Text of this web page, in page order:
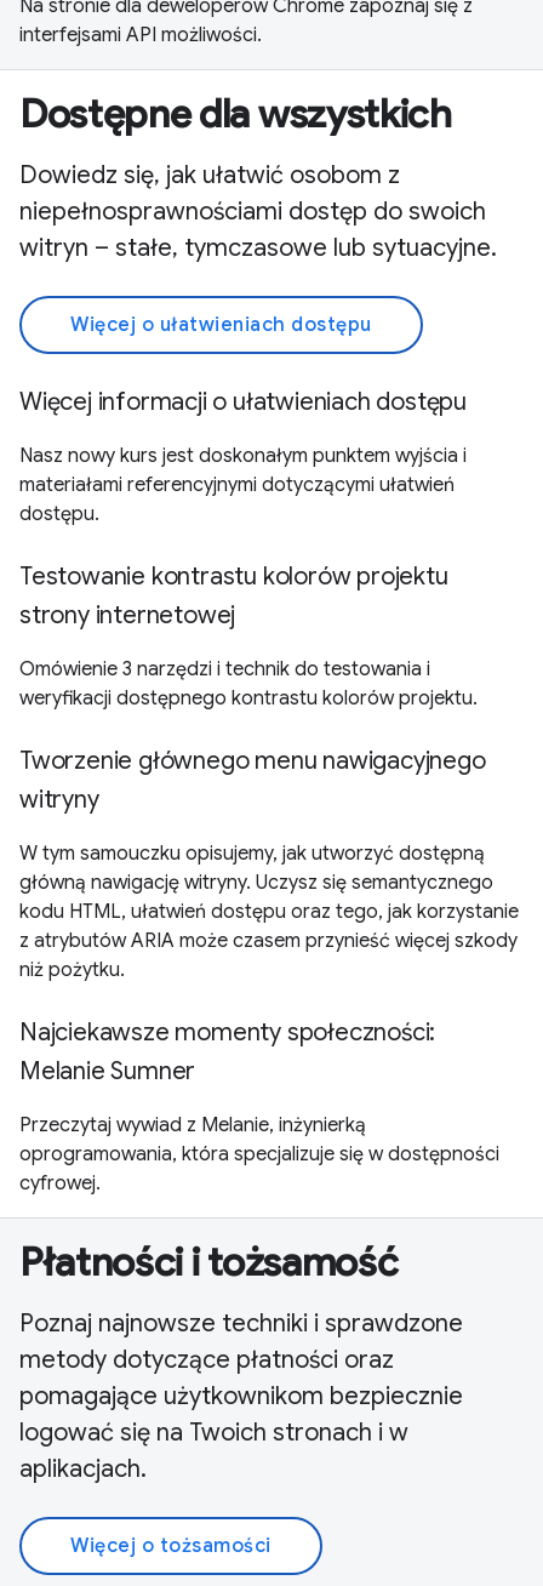
Na stronie dla deweloperów Chrome zapoznaj się z
interfejsami API możliwości.
Dostępne dla wszystkich
Dowiedz się, jak ułatwić osobom z
niepełnosprawnościami dostęp do swoich
witryn – stałe, tymczasowe lub sytuacyjne.
Więcej o ułatwieniach dostępu
Więcej informacji o ułatwieniach dostępu
Nasz nowy kurs jest doskonałym punktem wyjścia i
materiałami referencyjnymi dotyczącymi ułatwień
dostępu.
Testowanie kontrastu kolorów projektu
strony internetowej
Omówienie 3 narzędzi i technik do testowania i
weryfikacji dostępnego kontrastu kolorów projektu.
Tworzenie głównego menu nawigacyjnego
witryny
W tym samouczku opisujemy, jak utworzyć dostępną
główną nawigację witryny. Uczysz się semantycznego
kodu HTML, ułatwień dostępu oraz tego, jak korzystanie
z atrybutów ARIA może czasem przynieść więcej szkody
niż pożytku.
Najciekawsze momenty społeczności:
Melanie Sumner
Przeczytaj wywiad z Melanie, inżynierką
oprogramowania, która specjalizuje się w dostępności
cyfrowej.
Płatności i tożsamość
Poznaj najnowsze techniki i sprawdzone
metody dotyczące płatności oraz
pomagające użytkownikom bezpiecznie
logować się na Twoich stronach i w
aplikacjach.
Więcej o tożsamości